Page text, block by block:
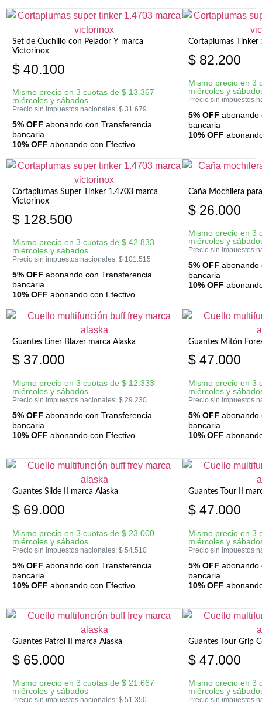
Set de Cuchillo con Pelador Y marca
Victorinox
$ 40.100
Mismo precio en 3 cuotas de $ 13.367
miércoles y sábados
Precio sin impuestos nacionales: $ 31.679
5% OFF abonando con Transferencia
bancaria
10% OFF abonando con Efectivo
Cortaplumas
$ 82.200
Mismo precio en 3
miércoles y
Precio sin impuestos
5% OFF abonando
bancaria
10% OFF
Cortaplumas Super Tinker 1.4703 marca
Victorinox
$ 128.500
Mismo precio en 3 cuotas de $ 42.833
miércoles y sábados
Precio sin impuestos nacionales: $ 101.515
5% OFF abonando con Transferencia
bancaria
10% OFF abonando con Efectivo
Caña Mochilera
$ 26.000
Mismo precio en 3
miércoles y
Precio sin impuestos
5% OFF abonando
bancaria
10% OFF
Guantes Liner Blazer marca Alaska
$ 37.000
Mismo precio en 3 cuotas de $ 12.333
miércoles y sábados
Precio sin impuestos nacionales: $ 29.230
5% OFF abonando con Transferencia
bancaria
10% OFF abonando con Efectivo
Guantes Mitón
$ 47.000
Mismo precio en 3
miércoles y
Precio sin impuestos
5% OFF abonando
bancaria
10% OFF
Guantes Slide II marca Alaska
$ 69.000
Mismo precio en 3 cuotas de $ 23.000
miércoles y sábados
Precio sin impuestos nacionales: $ 54.510
5% OFF abonando con Transferencia
bancaria
10% OFF abonando con Efectivo
Guantes Tour II
$ 47.000
Mismo precio en 3
miércoles y
Precio sin impuestos
5% OFF abonando
bancaria
10% OFF
Guantes Patrol II marca Alaska
$ 65.000
Mismo precio en 3 cuotas de $ 21.667
miércoles y sábados
Precio sin impuestos nacionales: $ 51.350
Guantes Tour Grip
$ 47.000
Mismo precio en 3
miércoles y
Precio sin impuestos